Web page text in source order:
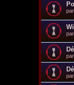
par
par
par
par